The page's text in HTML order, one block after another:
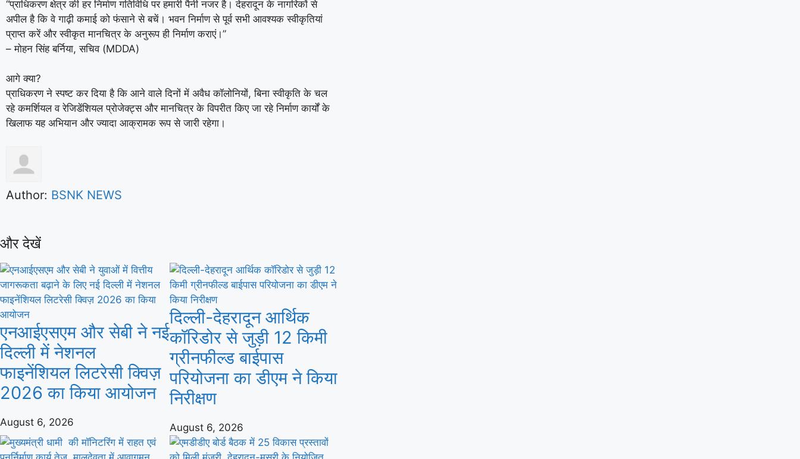
“प्राधिकरण क्षेत्र की हर निर्माण गतिविधि पर हमारी पैनी नजर है। देहरादून के नागरिकों से
अपील है कि वे गाढ़ी कमाई को फंसाने से बचें। भवन निर्माण से पूर्व सभी आवश्यक स्वीकृतियां
प्राप्त करें और स्वीकृत मानचित्र के अनुरूप ही निर्माण कराएं।”
– मोहन सिंह बर्निया, सचिव (MDDA)
आगे क्या?
प्राधिकरण ने स्पष्ट कर दिया है कि आने वाले दिनों में अवैध कॉलोनियों, बिना स्वीकृति के चल
रहे कमर्शियल व रेजिडेंशियल प्रोजेक्ट्स और मानचित्र के विपरीत किए जा रहे निर्माण कार्यों के
खिलाफ यह अभियान और ज्यादा आक्रामक रूप से जारी रहेगा।
Author: BSNK NEWS
और देखें
एनआईएसएम और सेबी ने नई
दिल्ली में नेशनल
फाइनेंशियल लिटरेसी क्विज़
2026 का किया आयोजन
August 6, 2026
दिल्ली-देहरादून आर्थिक
कॉरिडोर से जुड़ी 12 किमी
ग्रीनफील्ड बाईपास
परियोजना का डीएम ने किया
निरीक्षण
August 6, 2026